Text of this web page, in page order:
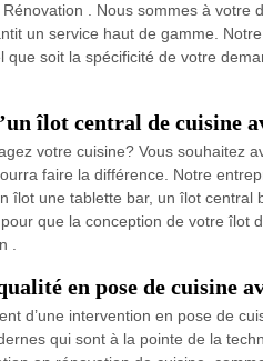
. Nous sommes à
un service haut de gamme.
que soit la spécificité de votre
îlot central de cuisine
votre cuisine? Vous souhaitez
faire la différence. Notre
îlot une tablette bar, un îlot
que la conception de votre îlot
.
en pose de cuisine
d’une intervention en pose de
qui sont à la pointe de la